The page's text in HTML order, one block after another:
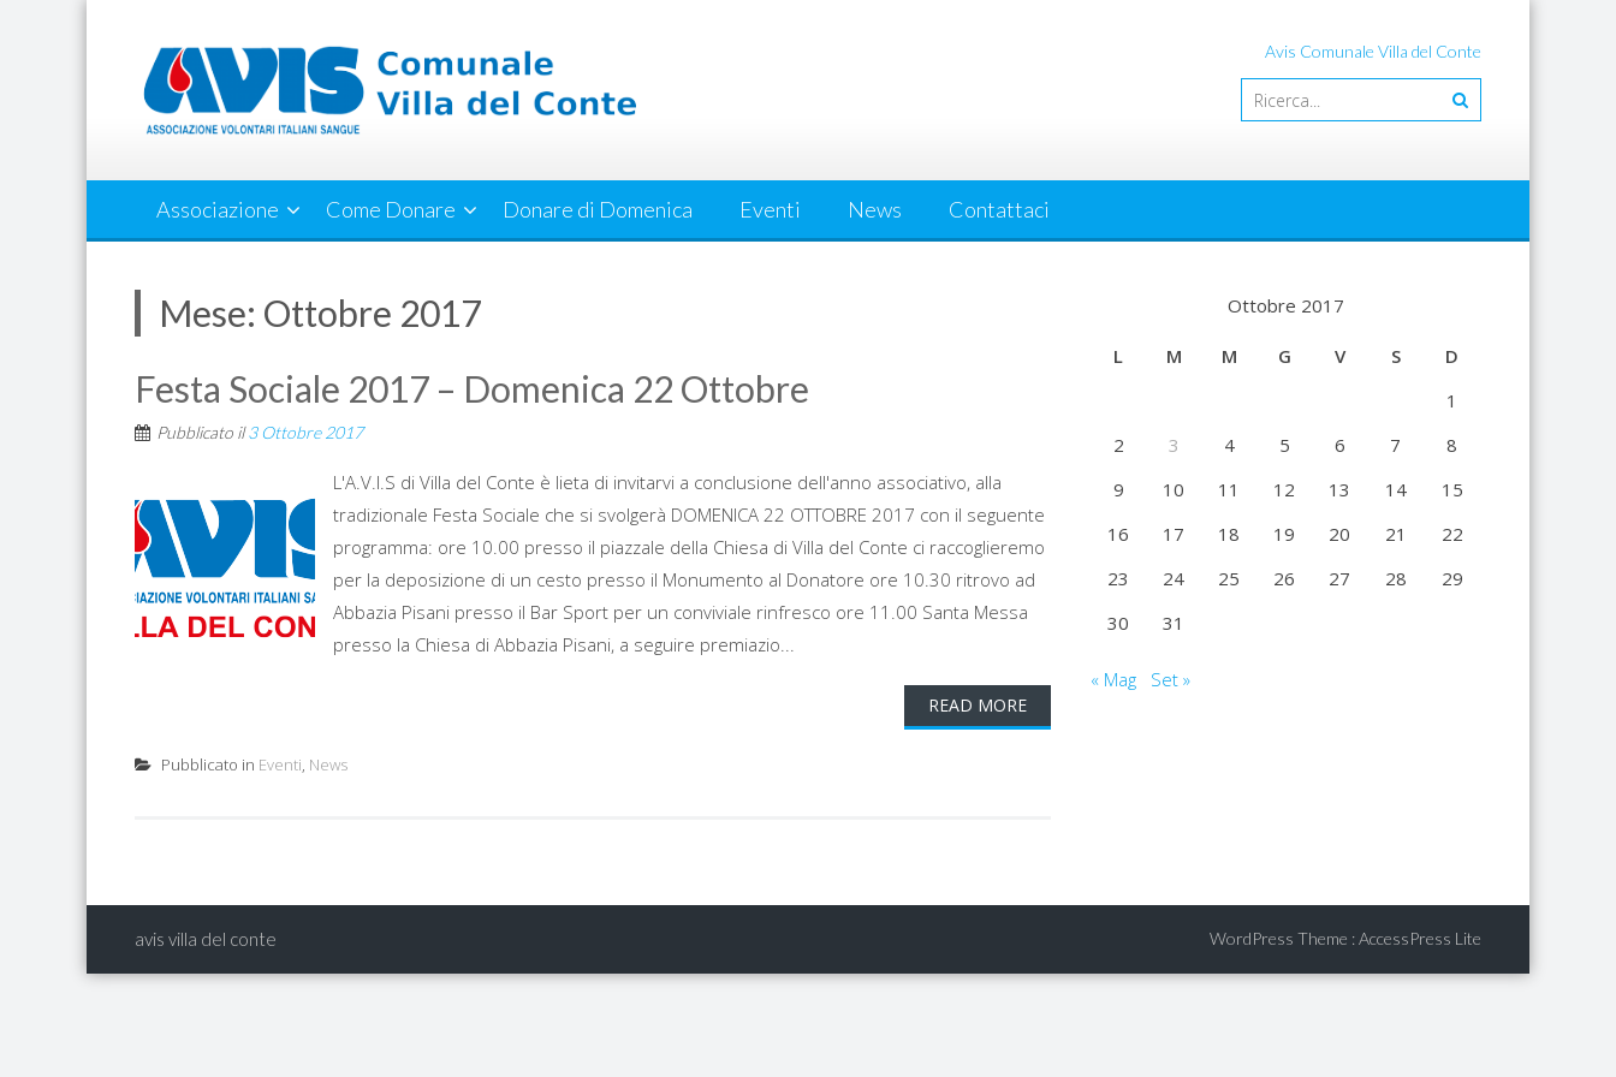
Avis Comunale Villa del Conte
Associazione Come Donare Donare di Domenica Eventi News Contattaci
Mese: Ottobre 2017
Festa Sociale 2017 – Domenica 22 Ottobre
Pubblicato il3 Ottobre 2017
L'A.V.I.S di Villa del Conte è lieta di invitarvi a conclusione dell'anno associativo, alla
tradizionale Festa Sociale che si svolgerà DOMENICA 22 OTTOBRE 2017 con il seguente
programma: ore 10.00 presso il piazzale della Chiesa di Villa del Conte ci raccoglieremo
per la deposizione di un cesto presso il Monumento al Donatore ore 10.30 ritrovo ad
Abbazia Pisani presso il Bar Sport per un conviviale rinfresco ore 11.00 Santa Messa
presso la Chiesa di Abbazia Pisani, a seguire premiazio...
READ MORE
Pubblicato in Eventi, News
Ottobre 2017
L M M G V S
D
1
2
3 4 5 6 7
8
9
10 11 12 13 14
15
16
17 18 19 20 21
22
23
24 25 26 27 28
29
30
31
« Mag Set »
avis villa del conte WordPress Theme :AccessPress Lite